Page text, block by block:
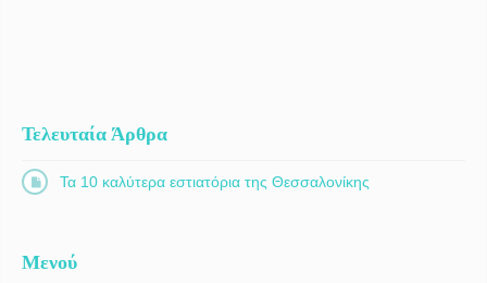
Τελευταία Άρθρα
Τα 10 καλύτερα εστιατόρια της Θεσσαλονίκης
Μενού